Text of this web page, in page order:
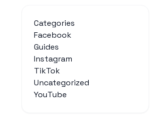
Categories
Facebook
Guides
Instagram
TikTok
Uncategorized
YouTube